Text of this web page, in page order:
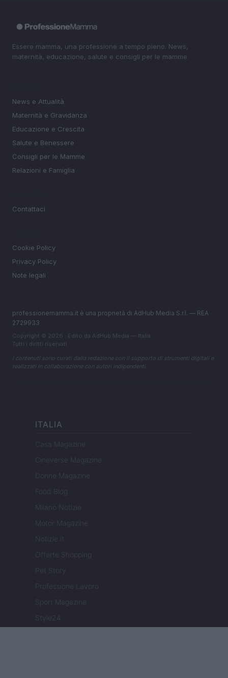
Essere mamma, una professione a tempo pieno. News,
maternità, educazione, salute e consigli per le mamme.
News e Attualità
Maternità e Gravidanza
Educazione e Crescita
Salute e Benessere
Consigli per le Mamme
Relazioni e Famiglia
Contattaci
Cookie Policy
Privacy Policy
Note legali
professionemamma.it è una proprietà di AdHub Media S.r.l. — REA
2729933
Copyright © 2026 · Edito da AdHub Media — Italia
Tutti i diritti riservati
I contenuti sono curati dalla redazione con il supporto di strumenti digitali e
realizzati in collaborazione con autori indipendenti.
ITALIA
Casa Magazine
Cineverse Magazine
Donne Magazine
Food Blog
Milano Notizie
Motor Magazine
Notizie.it
Offerte Shopping
Pet Story
Professione Lavoro
Sport Magazine
Style24